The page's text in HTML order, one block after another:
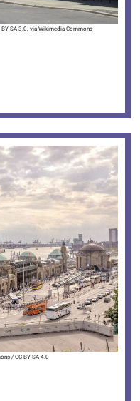
BY-SA 3.0, via Wikimedia Commons
/ CC BY-SA 4.0